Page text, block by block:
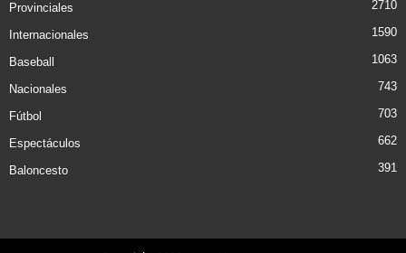
Provinciales 2710
Internacionales 1590
Baseball 1063
Nacionales 743
Fútbol 703
Espectáculos 662
Baloncesto 391